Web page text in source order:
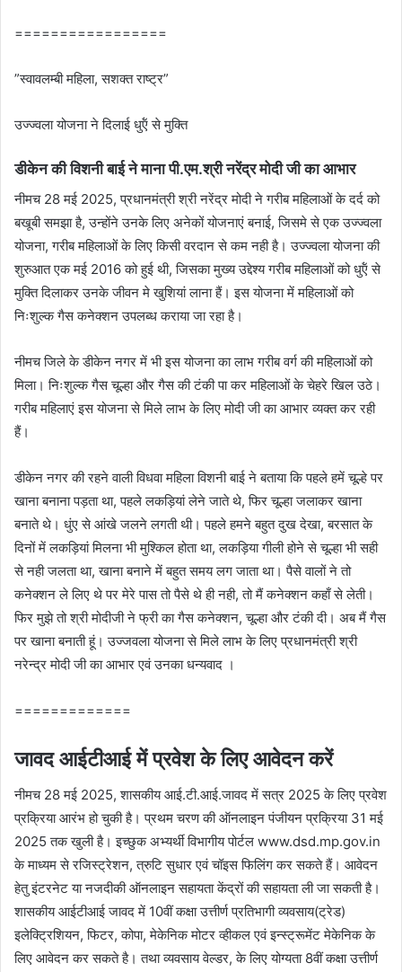
=================
”स्‍वावलम्‍बी महिला, सशक्‍त राष्‍ट्र”
उज्ज्वला योजना ने दिलाई धुऍं से मुक्ति
डीकेन की विशनी बाई ने माना पी.एम.श्री नरेंद्र मोदी जी का आभार
नीमच 28 मई 2025, प्रधानमंत्री श्री नरेंद्र मोदी ने गरीब महिलाओं के दर्द को
बखूबी समझा है, उन्होंने उनके लिए अनेकों योजनाएं बनाई, जिसमे से एक उज्ज्वला
योजना, गरीब महिलाओं के लिए किसी वरदान से कम नही है। उज्ज्वला योजना की
शुरुआत एक मई 2016 को हुई थी, जिसका मुख्य उद्देश्य गरीब महिलाओं को धुऍं से
मुक्ति दिलाकर उनके जीवन मे खुशियां लाना हैं। इस योजना में महिलाओं को
निःशुल्क गैस कनेक्शन उपलब्ध कराया जा रहा है।
नीमच जिले के डीकेन नगर में भी इस योजना का लाभ गरीब वर्ग की महिलाओं को
मिला। निःशुल्क गैस चूल्हा और गैस की टंकी पा कर महिलाओं के चेहरे खिल उठे।
गरीब महिलाएं इस योजना से मिले लाभ के लिए मोदी जी का आभार व्‍यक्‍त कर रही
हैं।
डीकेन नगर की रहने वाली विधवा महिला विशनी बाई ने बताया कि पहले हमें चूल्हे पर
खाना बनाना पड़ता था, पहले लकड़ियां लेने जाते थे, फिर चूल्हा जलाकर खाना
बनाते थे। धुंए से आंखे जलने लगती थी। पहले हमने बहुत दुख देखा, बरसात के
दिनों में लकड़ियां मिलना भी मुश्किल होता था, लकड़िया गीली होने से चूल्हा भी सही
से नही जलता था, खाना बनाने में बहुत समय लग जाता था। पैसे वालों ने तो
कनेक्शन ले लिए थे पर मेरे पास तो पैसे थे ही नही, तो मैं कनेक्शन कहाँ से लेती।
फिर मुझे तो श्री मोदीजी ने फ्री का गैस कनेक्शन, चूल्हा और टंकी दी। अब मैं गैस
पर खाना बनाती हूं। उज्‍जवला योजना से मिले लाभ के लिए प्रधानमंत्री श्री
नरेन्‍द्र मोदी जी का आभार एवं उनका धन्‍यवाद ।
=============
जावद आईटीआई में प्रवेश के लिए आवेदन करें
नीमच 28 मई 2025, शासकीय आई.टी.आई.जावद में सत्र 2025 के लिए प्रवेश
प्रक्रिया आरंभ हो चुकी है। प्रथम चरण की ऑनलाइन पंजीयन प्रक्रिया 31 मई
2025 तक खुली है। इच्छुक अभ्यर्थी विभागीय पोर्टल www.dsd.mp.gov.in
के माध्यम से रजिस्ट्रेशन, त्रुटि सुधार एवं चॉइस फिलिंग कर सकते हैं। आवेदन
हेतु इंटरनेट या नजदीकी ऑनलाइन सहायता केंद्रों की सहायता ली जा सकती है।
शासकीय आईटीआई जावद में 10वीं कक्षा उत्तीर्ण प्रतिभागी व्यवसाय(ट्रेड)
इलेक्ट्रिशियन, फिटर, कोपा, मेकेनिक मोटर व्हीकल एवं इन्स्ट्रूमेंट मेकेनिक के
लिए आवेदन कर सकते है। तथा व्यवसाय वेल्डर, के लिए योग्यता 8वीं कक्षा उत्तीर्ण